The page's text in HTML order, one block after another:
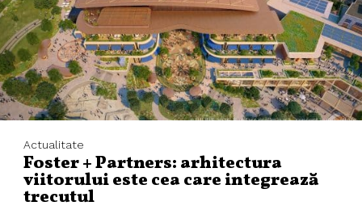
Actualitate
Foster + Partners: arhitectura
viitorului este cea care integrează
trecutul